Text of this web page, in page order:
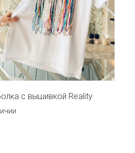
с вышивкой Reality